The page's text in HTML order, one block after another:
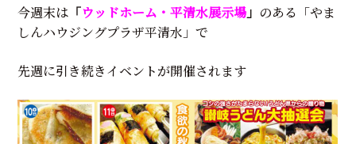
今週末は 「ウッドホーム・平清水展示場」 のある「やま
しんハウジングプラザ平清水」で
先週に引き続きイベントが開催されます